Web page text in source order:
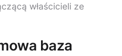
właścicieli ze
baza